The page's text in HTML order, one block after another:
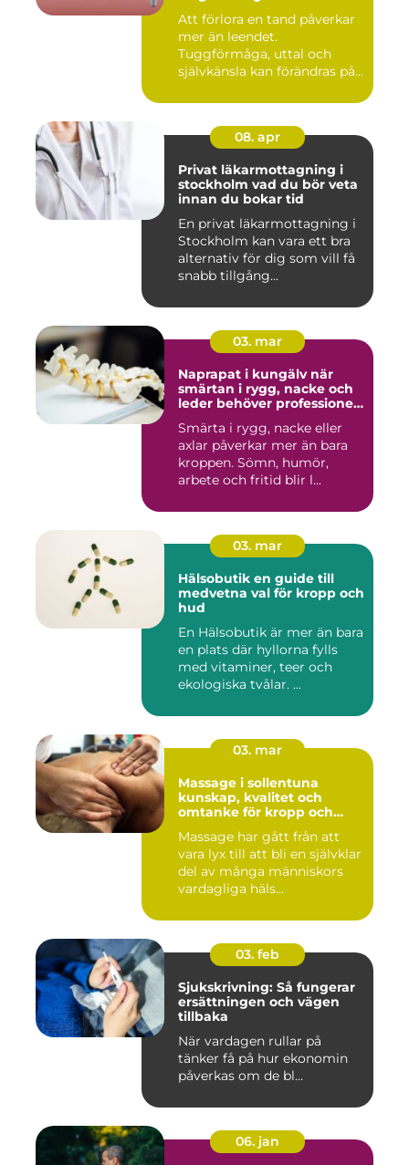
Att förlora en tand påverkar
mer än leendet.
Tuggförmåga, uttal och
självkänsla kan förändras på
08. apr
Privat läkarmottagning i
stockholm vad du bör veta
innan du bokar tid
En privat läkarmottagning i
Stockholm kan vara ett bra
alternativ för dig som vill få
snabb tillgång...
03. mar
Naprapat i kungälv när
smärtan i rygg, nacke och
leder behöver professionell
Smärta i rygg, nacke eller
axlar påverkar mer än bara
kroppen. Sömn, humör,
arbete och fritid blir l...
03. mar
Hälsobutik en guide till
medvetna val för kropp och
hud
En Hälsobutik är mer än bara
en plats där hyllorna fylls
med vitaminer, teer och
ekologiska tvålar. ...
03. mar
Massage i sollentuna
kunskap, kvalitet och
omtanke för kropp och
Massage har gått från att
vara lyx till att bli en självklar
del av många människors
vardagliga häls...
03. feb
Sjukskrivning: Så fungerar
ersättningen och vägen
tillbaka
När vardagen rullar på
tänker få på hur ekonomin
påverkas om de bl...
06. jan